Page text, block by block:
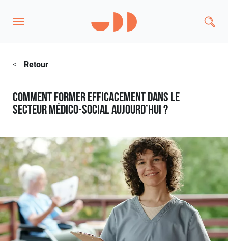
< Retour
Comment former efficacement dans le
secteur médico-social aujourd’hui ?